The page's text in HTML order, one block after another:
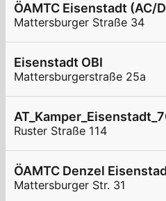
ÖAMTC Eisenstadt (AC/
Mattersburger Straße 34
Eisenstadt OBI
Mattersburgerstraße 25a
Ruster Straße 114
ÖAMTC Denzel
Mattersburger Str. 31